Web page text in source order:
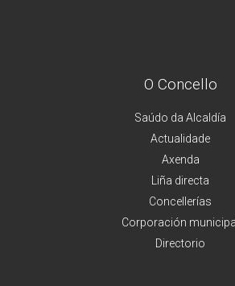
O Concello
Saúdo da Alcaldía
Actualidade
Axenda
Liña directa
Concellerías
Corporación municipal
Directorio